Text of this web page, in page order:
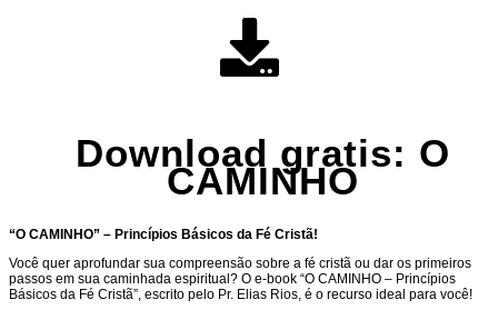
Download gratis: O
CAMINHO
“O CAMINHO” – Princípios Básicos da Fé Cristã!
Você quer aprofundar sua compreensão sobre a fé cristã ou dar os primeiros
passos em sua caminhada espiritual? O e-book “O CAMINHO – Princípios
Básicos da Fé Cristã”, escrito pelo Pr. Elias Rios, é o recurso ideal para você!